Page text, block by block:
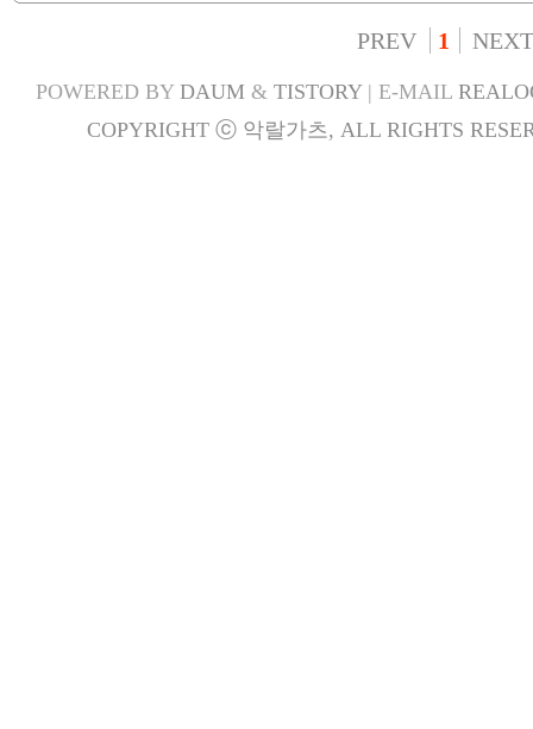
PREV 1 NEXT
POWERED BY DAUM& TISTORY| E-MAIL
COPYRIGHT ⓒ 악랄가츠, ALL RIGHTS